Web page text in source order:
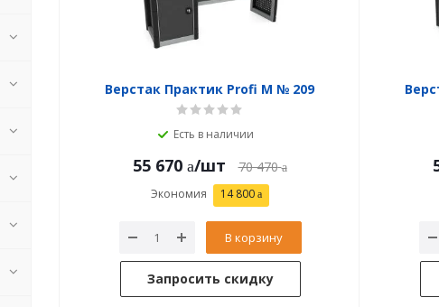
Верстак Практик Profi M № 209
Есть в наличии
55 670 /шт 70 470
Экономия 14 800
В корзину
Запросить скидку